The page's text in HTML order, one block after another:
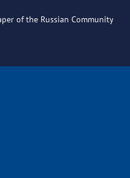
of the Russian Community